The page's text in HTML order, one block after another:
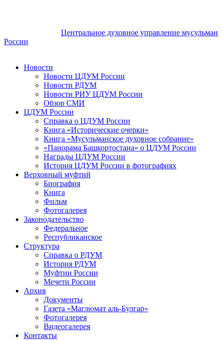
Центральное духовное управление мусульман
России
Новости
Новости ЦДУМ России
Новости РДУМ
Новости РИУ ЦДУМ России
Обзор СМИ
ЦДУМ России
Справка о ЦДУМ России
Книга «Исторические очерки»
Книга «Мусульманское духовное собрание»
«Панорама Башкортостана» о ЦДУМ России
Награды ЦДУМ России
История ЦДУМ России в фотографиях
Верховный муфтий
Биография
Книга
Фильм
Фотогалерея
Законодательство
Федеральное
Республиканское
Структура
Справка о РДУМ
История РДУМ
Муфтии России
Мечети России
Архив
Документы
Газета «Маглюмат аль-Булгар»
Фотогалерея
Видеогалерея
Контакты